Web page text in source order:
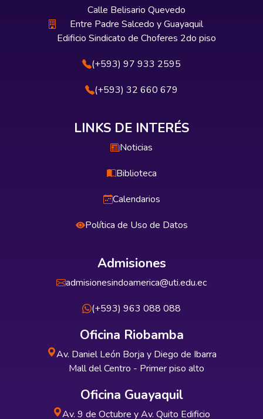
Calle Belisario Quevedo
Entre Padre Salcedo y Guayaquil
Edificio Sindicato de Choferes 2do piso
(+593) 97 933 2595
(+593) 32 660 679
LINKS DE INTERÉS
Noticias
Biblioteca
Calendarios
Política de Uso de Datos
Admisiones
admisionesindoamerica@uti.edu.ec
(+593) 963 088 088
Oficina Riobamba
Av. Daniel León Borja y Diego de Ibarra
Mall del Centro - Primer piso alto
Oficina Guayaquil
Av. 9 de Octubre y Av. Quito Edificio